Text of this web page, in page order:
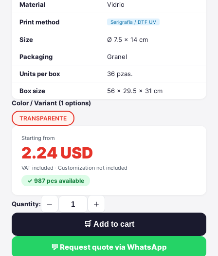
Material Vidrio
Print method Serigrafía / DTF UV
Size Ø 7.5 x 14 cm
Packaging Granel
Units per box 36 pzas.
Box size
56 x 29.5 x 31 cm
Color / Variant (1 options)
TRANSPARENTE
Starting from
2.24 USD
VAT included · Customization not included
✓ 987 pcs available
Quantity: − +
🛒 Add to cart
💬 Request quote via WhatsApp